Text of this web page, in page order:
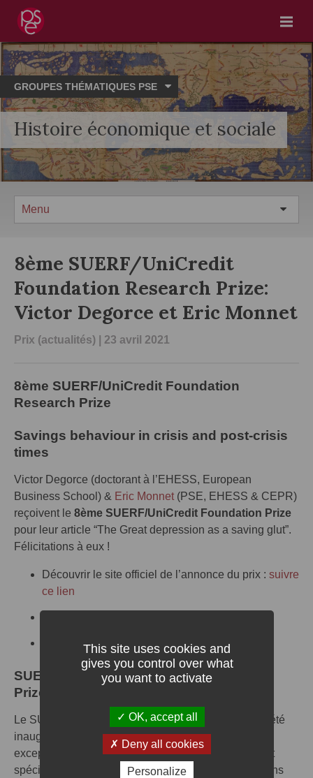
Menu
GROUPES THÉMATIQUES PSE
Histoire économique et sociale
Menu
8ème SUERF/UniCredit
Foundation Research Prize:
Victor Degorce et Eric Monnet
Prix (actualités) | 23 avril 2021
8ème SUERF/UniCredit Foundation
Research Prize
Savings behaviour in crisis and post-crisis
times
Victor Degorce (doctorant à l’EHESS, European
Business School) & Eric Monnet (PSE, EHESS & CEPR)
reçoivent le 8ème SUERF/UniCredit Foundation Prize
pour leur article “The Great depression as a saving glut”.
Félicitations à eux !
Découvrir le site officiel de l’annonce du prix : suivre
ce lien
Télécharger l’article (en pdf) : suivre ce lien
SUERF/UniCredit Foundation Research
Prize
Le SUERF/UniCredit Foundation Research Prize a été
inauguré en 2013 et récompense des articles
exceptionnels, jusqu’à deux prix, soumis sur un sujet
spécifique. Le prix est ouvert aux articles réalisés dans
This site uses cookies and
gives you control over what
you want to activate
OK, accept all
Deny all cookies
Personalize